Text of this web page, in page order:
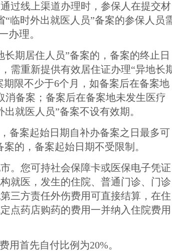
过线上渠道办理时，参保人在提交材
“临时外出就医人员”备案的参保人员
办理。
长期居住 人员”备案的，备案的终止日
需重新提供有效居住证办理“异地长
期限不少于6个月，如备案后在备案地
消备案；备案后在备案地未发生医疗
出就医人员”备案不设有效期。
备案起始日期自补办备案之日最多可
案的，备案起始日期不受限制。
。您可持社会保障卡或医保电子凭证
就医，发生的住院、普通门诊、门诊
三方责任外伤费用可直接结算，在住
点药店购药的费用一并纳入住院费用
用首先自付比例为20%。